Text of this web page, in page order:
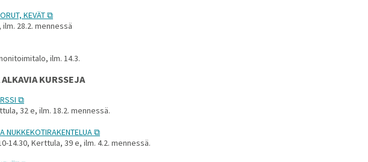
KEVÄT
ilm. 28.2. mennessä
ilm. 14.3.
KURSSEJA
32 e, ilm. 18.2. mennessä.
NUKKEKOTIRAKENTELUA
14.30, Kerttula, 39 e, ilm. 4.2. mennessä.